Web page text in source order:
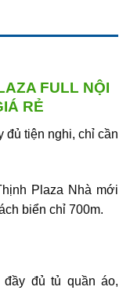
FULL NỘI
RẺ
đủ tiện nghi, chỉ cần
Plaza Nhà mới
biển chỉ 700m.
đủ tủ quần áo,